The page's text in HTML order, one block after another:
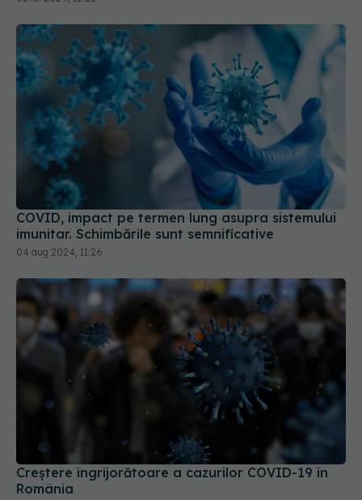
COVID, impact pe termen lung asupra sistemului
imunitar. Schimbările sunt semnificative
04 aug 2024, 11:26
Creștere îngrijorătoare a cazurilor COVID-19 în
România
25 aug 2025, 22:31